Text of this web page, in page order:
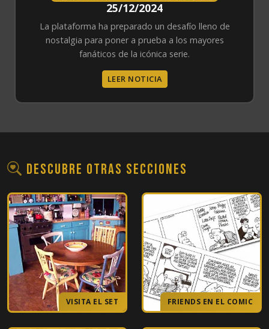
25/12/2024
La plataforma ha preparado un desafío lleno de
nostalgia para poner a prueba a los mayores
fanáticos de la icónica serie.
LEER NOTICIA
Descubre otras secciones
VISITA EL SET FRIENDS EN EL COMIC